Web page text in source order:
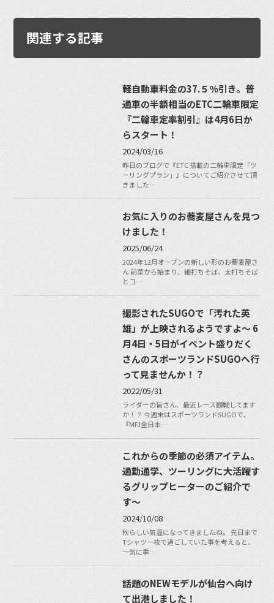
関連する記事
軽自動車料金の37.５％引き。普
通車の半額相当のETC二輪車限定
『二輪車定率割引』は4月6日か
らスタート！
2024/03/16
昨日のブログで『ETC 搭載の二輪車限定「ツ
ーリングプラン」』についてご紹介させて頂
きました…
お気に入りのお蕎麦屋さんを見つ
けました！
2025/06/24
2024年12月オープンの新しい形のお蕎麦屋さ
ん 前菜から始まり、細打ちそば、太打ちそば
とコ…
撮影されたSUGOで「汚れた英
雄」が上映されるようですよ〜 6
月4日・5日がイベント盛りだく
さんのスポーツランドSUGOへ行
って見ませんか！？
2022/05/31
ライダーの皆さん、最近レース観戦してます
か！？ 今週末はスポーツランドSUGOで、
『MFJ全日本…
これからの季節の必須アイテム。
通勤通学、ツーリングに大活躍す
るグリップヒーターのご紹介で
す〜
2024/10/08
秋らしい気温になってきましたね。 先日まで
Tシャツ一枚で過ごしていた事を考えると、
一気に季…
話題のNEWモデルが仙台へ向け
て出港しました！